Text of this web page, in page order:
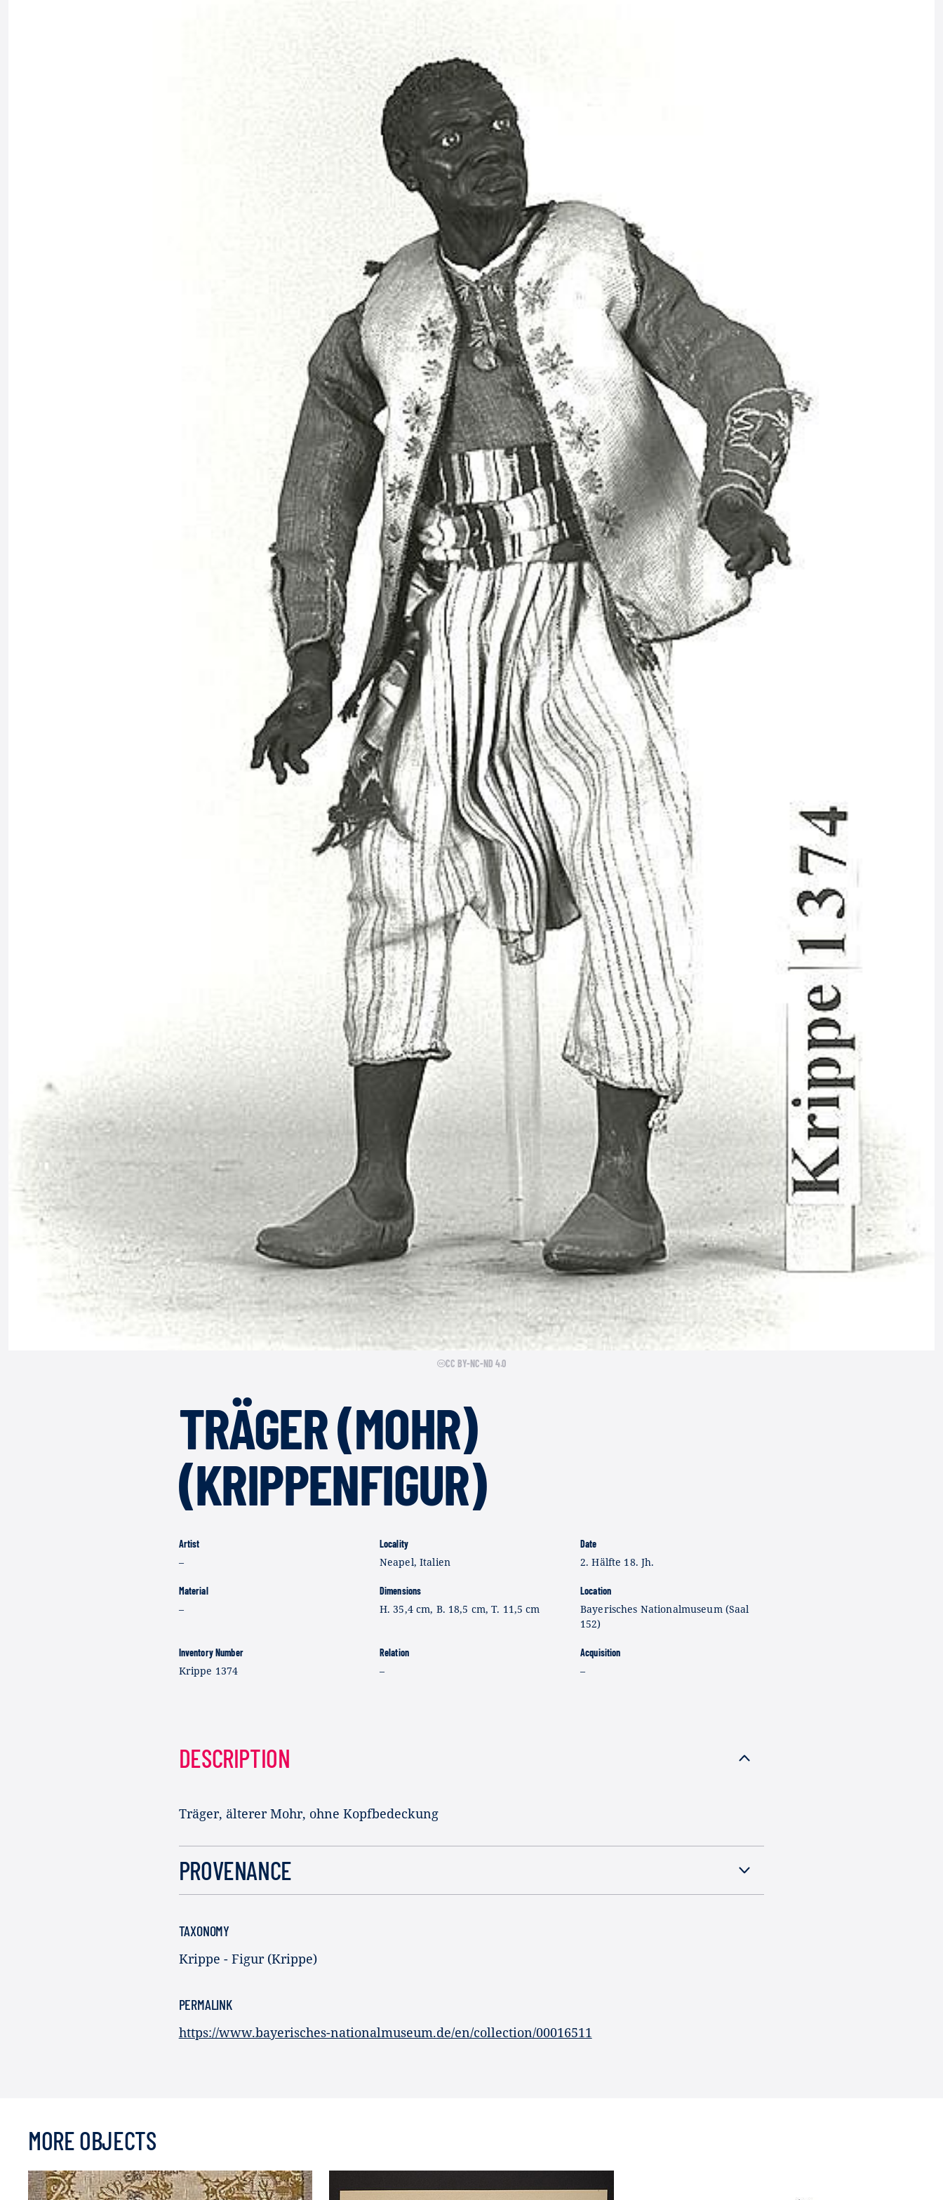
CC BY-NC-ND 4.0
TRÄGER (MOHR)
(KRIPPENFIGUR)
Artist
–
Locality
Neapel, Italien
Date
2. Hälfte 18. Jh.
Material
–
Dimensions
H. 35,4 cm, B. 18,5 cm, T. 11,5 cm
Location
Bayerisches Nationalmuseum (Saal
152)
Inventory Number
Krippe 1374
Relation
–
Acquisition
–
DESCRIPTION
Träger, älterer Mohr, ohne Kopfbedeckung
PROVENANCE
TAXONOMY
Krippe - Figur (Krippe)
PERMALINK
https://www.bayerisches-nationalmuseum.de/en/collection/00016511
MORE OBJECTS